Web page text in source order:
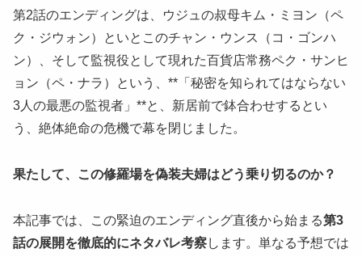
第2話のエンディングは、ウジュの叔母キム・ミヨン（ペ
ク・ジウォン）といとこのチャン・ウンス（コ・ゴンハ
ン）、そして監視役として現れた百貨店常務ペク・サンヒ
ョン（ペ・ナラ）という、**「秘密を知られてはならない
3人の最悪の監視者」**と、新居前で鉢合わせするとい
う、絶体絶命の危機で幕を閉じました。
果たして、この修羅場を偽装夫婦はどう乗り切るのか？
本記事では、この緊迫のエンディング直後から始まる第3
話の展開を徹底的にネタバレ考察します。単なる予想では